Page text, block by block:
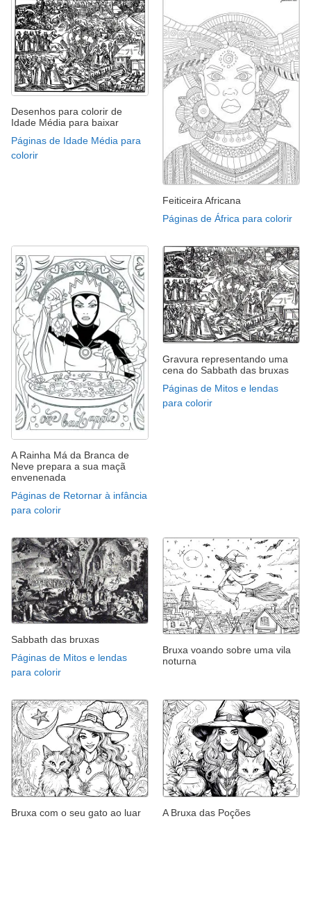
Desenhos para colorir de
Idade Média para baixar
Páginas de Idade Média para
colorir
Feiticeira Africana
Páginas de África para colorir
A Rainha Má da Branca de
Neve prepara a sua maçã
envenenada
Páginas de Retornar à infância
para colorir
Gravura representando uma
cena do Sabbath das bruxas
Páginas de Mitos e lendas
para colorir
Sabbath das bruxas
Páginas de Mitos e lendas
para colorir
Bruxa voando sobre uma vila
noturna
Bruxa com o seu gato ao luar A Bruxa das Poções